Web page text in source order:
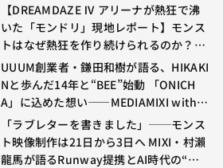
【DREAMDAZE Ⅳ アリーナが熱狂で沸
いた「モンドリ」現地レポート】モンス
トはなぜ熱狂を作り続けられるのか？コ
ラボ初の“真獣神化”やDJ KOO、てつ
や、兎田ぺこら、壱百満天原サロメらも
集結
UUUM創業者・鎌田和樹が語る、HIKAKI
Nと歩んだ14年と“BEE”始動 「ONICH
A」に込めた想い——MEDIAMIXI with in
terfm #3
「ラブレターを書きました」──モンス
ト映像制作は21日から3日へ MIXI・村瀨
龍馬が語るRunway提携とAI時代の“つ